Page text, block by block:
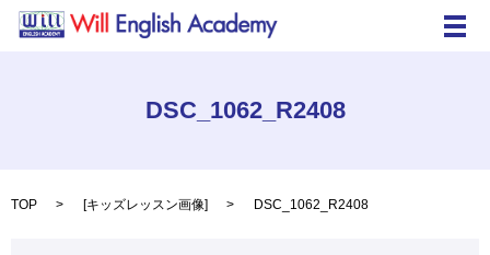
メ
DSC_1062_R2408
TOP [キッズレッスン画像] DSC_1062_R2408